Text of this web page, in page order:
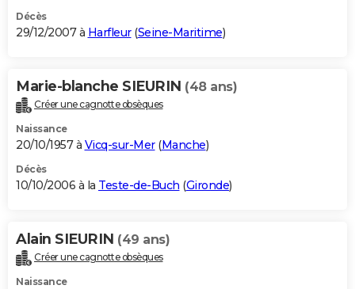
Décès
29/12/2007 à Harfleur(Seine-Maritime)
Marie-blanche SIEURIN (48 ans)
Créer une cagnotte obsèques
Naissance
20/10/1957 à Vicq-sur-Mer(Manche)
Décès
10/10/2006 à la Teste-de-Buch (Gironde)
Alain SIEURIN (49 ans)
Créer une cagnotte obsèques
Naissance